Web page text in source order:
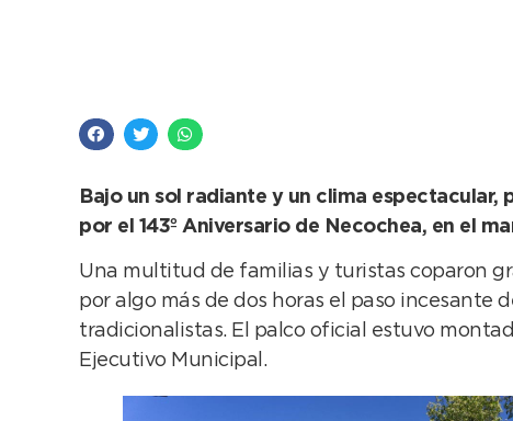
Bajo un sol radiante y un clima
por el 143º Aniversario de Necochea, en el
Una multitud de familias y turistas coparon
por algo más de dos horas el paso incesante
tradicionalistas. El palco oficial estuvo
Ejecutivo Municipal.